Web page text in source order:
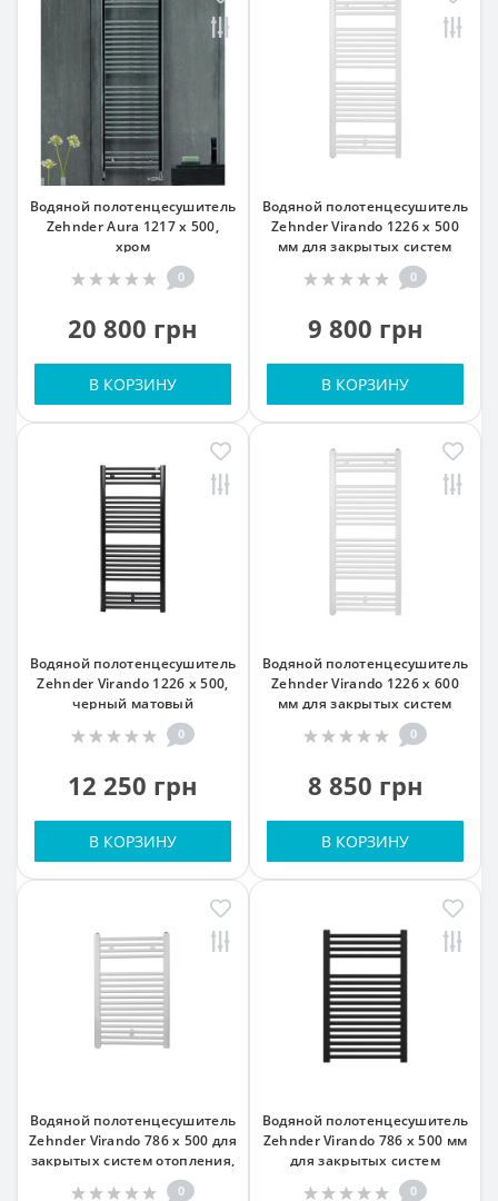
Водяной полотенцесушитель
Zehnder Aura 1217 x 500,
хром
0
20 800 грн
В КОРЗИНУ
Водяной полотенцесушитель
Zehnder Virando 1226 x 500
мм для закрытых систем
отопления, белый
0
9 800 грн
В КОРЗИНУ
Водяной полотенцесушитель
Zehnder Virando 1226 x 500,
черный матовый
0
12 250 грн
В КОРЗИНУ
Водяной полотенцесушитель
Zehnder Virando 1226 x 600
мм для закрытых систем
отопления, белый
0
8 850 грн
В КОРЗИНУ
Водяной полотенцесушитель
Zehnder Virando 786 x 500 для
закрытых систем отопления,
0
Водяной полотенцесушитель
Zehnder Virando 786 x 500 мм
для закрытых систем
отопления, черный
0